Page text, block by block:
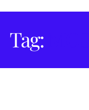
Tag: